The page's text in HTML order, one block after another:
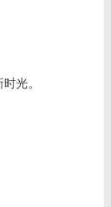
光。